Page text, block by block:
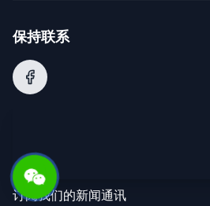
保持联系
订阅我们的新闻通讯